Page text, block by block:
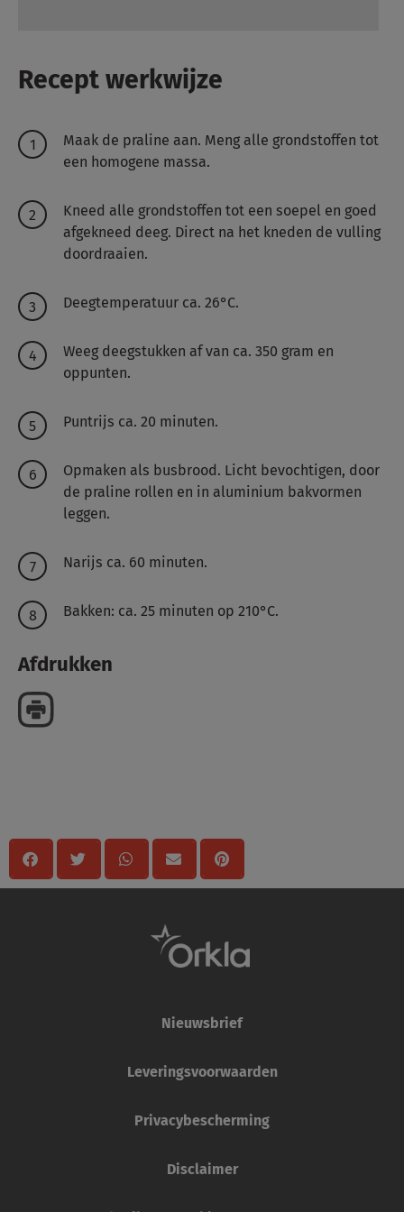
Recept werkwijze
Maak de praline aan. Meng alle grondstoffen tot
een homogene massa.
Kneed alle grondstoffen tot een soepel en goed
afgekneed deeg. Direct na het kneden de vulling
doordraaien.
Deegtemperatuur ca. 26°C.
Weeg deegstukken af van ca. 350 gram en
oppunten.
Puntrijs ca. 20 minuten.
Opmaken als busbrood. Licht bevochtigen, door
de praline rollen en in aluminium bakvormen
leggen.
Narijs ca. 60 minuten.
Bakken: ca. 25 minuten op 210°C.
Afdrukken
Nieuwsbrief
Leveringsvoorwaarden
Privacybescherming
Disclaimer